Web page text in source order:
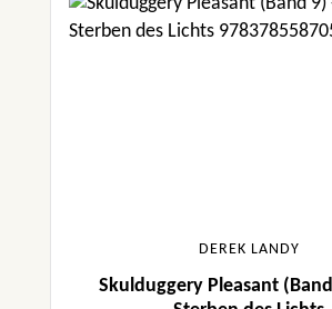
DEREK LANDY
Skulduggery Pleasant